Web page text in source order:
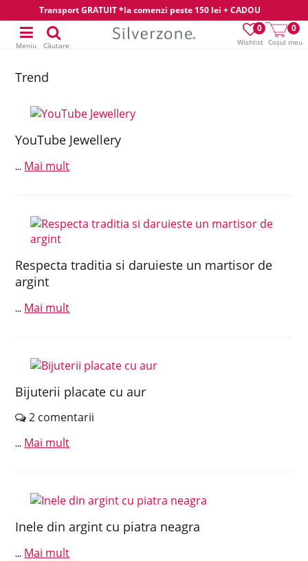
Transport GRATUIT *la comenzi peste 150 lei + CADOU
Wishlist
0
Coșul meu
0
Meniu Căutare
Trend
YouTube Jewellery
... Mai mult
Respecta traditia si daruieste un martisor de
argint
... Mai mult
Bijuterii placate cu aur
2 comentarii
... Mai mult
Inele din argint cu piatra neagra
... Mai mult